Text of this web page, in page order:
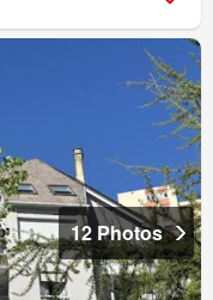
12 Photos